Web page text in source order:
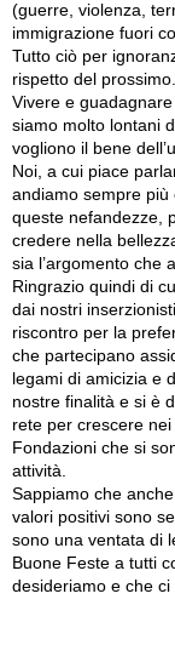
(guerre, violenza,
immigrazione fuori
Tutto ciò per
rispetto del
Vivere e
siamo molto lontani
vogliono il bene
Noi, a cui piace
andiamo sempre
queste nefandezze,
credere nella
sia l’argomento che
Ringrazio quindi di
dai nostri
riscontro per la
che partecipano
legami di amicizia e
nostre finalità e si è
rete per crescere
Fondazioni che si
attività.
Sappiamo che
valori positivi sono
sono una ventata di
Buone Feste a tutti
desideriamo e che ci